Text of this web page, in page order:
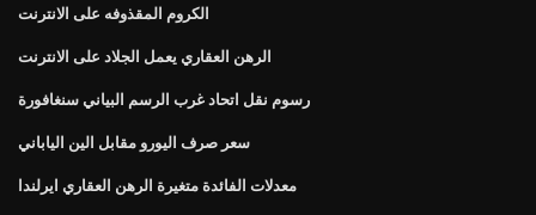
الكروم المقذوفه على الانترنت
الرهن العقاري يعمل الجلاد على الانترنت
رسوم نقل اتحاد غرب الرسم البياني سنغافورة
سعر صرف اليورو مقابل الين الياباني
معدلات الفائدة متغيرة الرهن العقاري ايرلندا